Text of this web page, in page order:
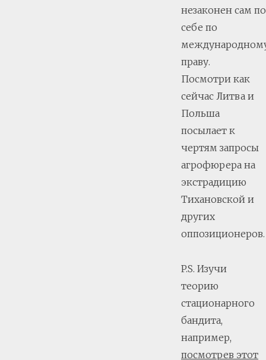
незаконен сам по
себе по
праву.
Посмотри как
сейчас Литва и
Польша
посылает к
чертям запросы
агрофюрера на
экстрадицию
Тихановской и
других
оппозиционеров.
P.S. Изучи
теорию
стационарного
бандита,
например,
посмотрев этот